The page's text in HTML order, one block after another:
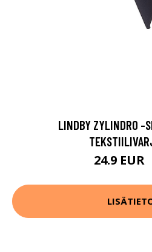
LINDBY ZYLINDRO -
24.9 EUR